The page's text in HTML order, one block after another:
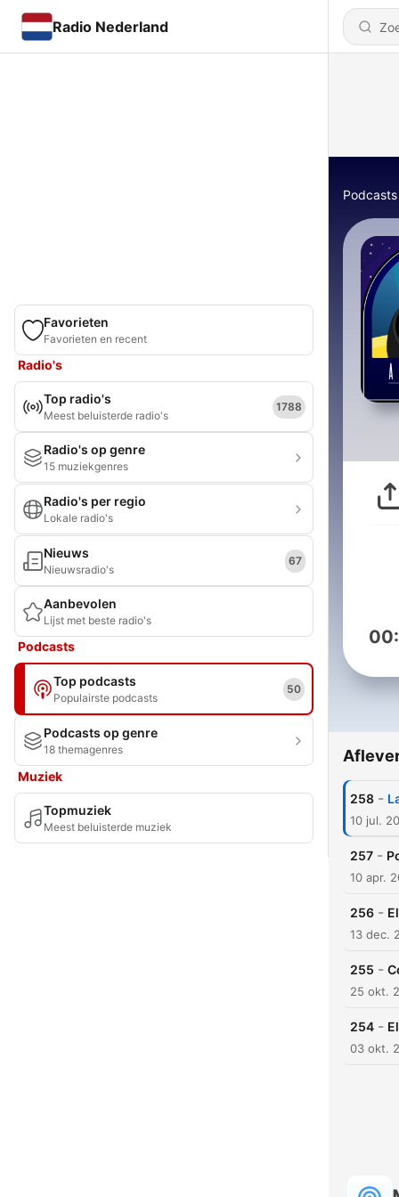
Radio Nederland
Favorieten
Favorieten en recent
Radio's
Top radio's
Meest beluisterde radio's
1788
Radio's op genre
15 muziekgenres
Radio's per regio
Lokale radio's
Nieuws
Nieuwsradio's
67
Aanbevolen
Lijst met beste radio's
Podcasts
Top podcasts
Populairste podcasts
50
Podcasts op genre
18 themagenres
Muziek
Topmuziek
Meest beluisterde muziek
Podcasts
258 -
10 jul.
257 -
10 apr.
256 -
13 dec.
255 -
25 okt.
254 -
03 okt.